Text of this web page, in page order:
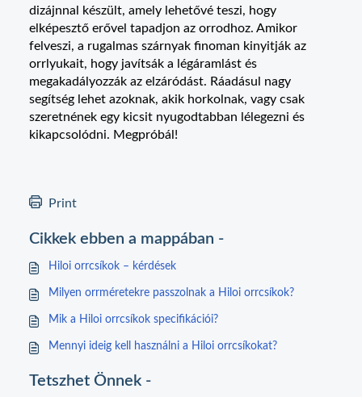
dizájnnal készült, amely lehetővé teszi, hogy
elképesztő erővel tapadjon az orrodhoz. Amikor
felveszi, a rugalmas szárnyak finoman kinyitják az
orrlyukait, hogy javítsák a légáramlást és
megakadályozzák az elzáródást. Ráadásul nagy
segítség lehet azoknak, akik horkolnak, vagy csak
szeretnének egy kicsit nyugodtabban lélegezni és
kikapcsolódni. Megpróbál!
Print
Cikkek ebben a mappában -
Hiloi orrcsíkok – kérdések
Milyen orrméretekre passzolnak a Hiloi orrcsíkok?
Mik a Hiloi orrcsíkok specifikációi?
Mennyi ideig kell használni a Hiloi orrcsíkokat?
Tetszhet Önnek -